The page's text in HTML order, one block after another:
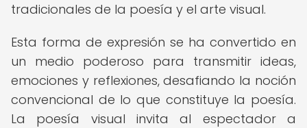
tradicionales de la poesía y el arte visual.
Esta forma de expresión se ha convertido en
un medio poderoso para transmitir ideas,
emociones y reflexiones, desafiando la noción
convencional de lo que constituye la poesía.
La poesía visual invita al espectador a